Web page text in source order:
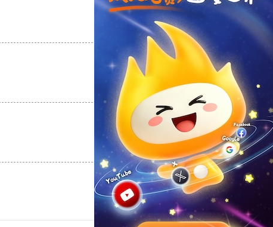
支持
反对 [0]
支持[0] 反对[0]